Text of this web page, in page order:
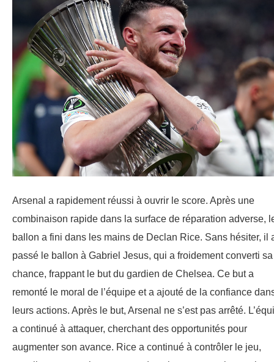
Arsenal a rapidement réussi à ouvrir le score. Après une
combinaison rapide dans la surface de réparation adverse,
ballon a fini dans les mains de Declan Rice. Sans hésiter, il
passé le ballon à Gabriel Jesus, qui a froidement converti sa
chance, frappant le but du gardien de Chelsea. Ce but a
remonté le moral de l’équipe et a ajouté de la confiance
leurs actions. Après le but, Arsenal ne s’est pas arrêté.
a continué à attaquer, cherchant des opportunités pour
augmenter son avance. Rice a continué à contrôler le jeu,